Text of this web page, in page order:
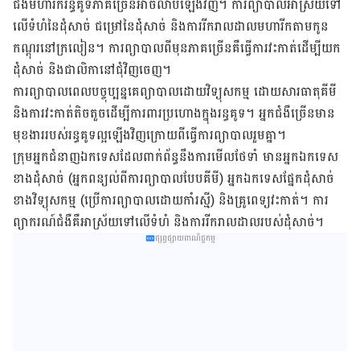
លើ​ទំហំ​នៃ​ដុំ​សាច់ ជម្រៅ​នៃ​ដុំ​សាច់ និង​ការ​រីក​រាល​ដាល​មហារីក​តាម​កូន​
កណ្តុរ​នៅ​ក្រលៀន។ ការ​ព្យាបាល​ពី​មុន​ភាគ​ច្រើន​គឺ​ធ្វើ​ការ​វះ​កាត់​ដើម្បី​យក​
ដុំ​សាច់ និង​ជាលិកា​នៅ​ជុំវិញ​ចេញ។
ការ​ព្យាបាល​ពេល​បច្ចុប្បន្ន​គេ​ព្យា​បាល​ដោយ​វិទ្យុ​សកម្ម ដោយ​សារធាតុ​គី​មី
និង​ការ​វះ​កាត់​តិច​តួច​ដើម្បី​ការពារ​ប្រហោង​ក្នុង​រន្ធ​គូទ។ អ្នក​ជំងឺ​ច្រើន​មាន​
មុខ​ងារ​របស់​រន្ធ​គូទ​ល្អ​ឡើង​វិញ​ក្រោយ​ពី​ធ្វើ​ការ​ព្យា​បាល​រួម​គ្នា។
ក្រុម​អ្នក​ជំនាញ​ឯក​ទេស​ដែល​ពាក់​ព័ន្ធ​នឹង​ការ​មើល​ថែ​ទាំ​ មានអ្នក​ឯក​ទេស​
ខាងដុំ​សាច់ (អ្នក​ពន្យល់​ពី​ការ​ព្យាបាល​បែប​គីមី) អ្នក​ឯក​ទេស​ផ្នែក​ដុំ​សាច់​
ខាង​វិទ្យុ​សកម្ម (ប្រើ​ការ​ព្យា​បាល​ដោយ​កាំ​រស្មី) និង​គ្រូពេទ្យ​វះ​កាត់។ ការ​
ព្យាករណ៍​ជំងឺ​​គឺ​អាស្រ័យ​ទៅ​លើ​ទំហំ​ និង​ការ​រីក​រាល​ដាល​របស់​ដុំ​សាច់។
ផ្សព្វផ្សាយពាណិជ្ជកម្ម